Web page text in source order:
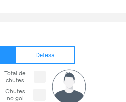
Defesa
Total de
chutes
Chutes
no gol